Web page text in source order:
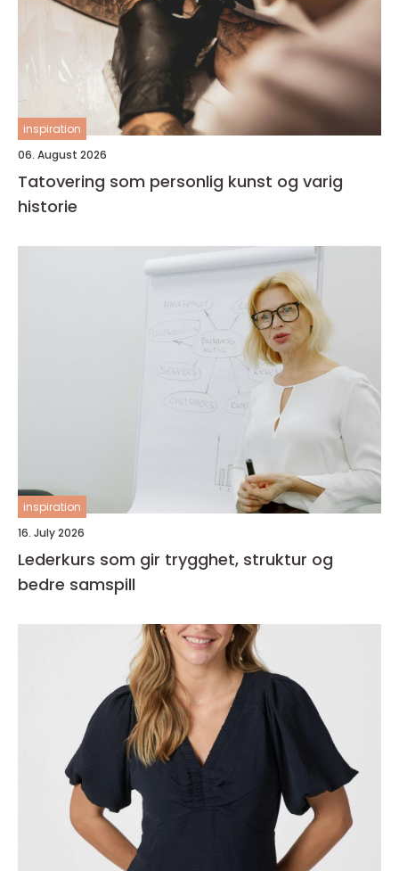
inspiration
06. August 2026
Tatovering som personlig kunst og varig
historie
inspiration
16. July 2026
Lederkurs som gir trygghet, struktur og
bedre samspill